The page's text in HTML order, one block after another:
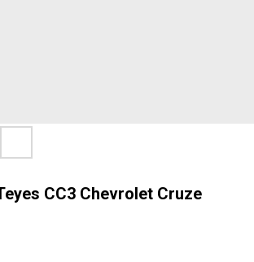
CC3 Chevrolet Cruze